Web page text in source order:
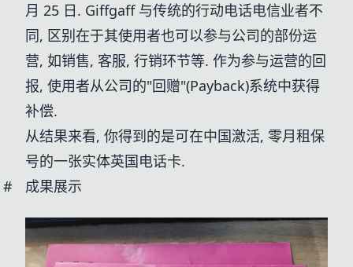
月 25 日. Giffgaff 与传统的行动电话电信业者不
同, 区别在于其使用者也可以参与公司的部份运
营, 如销售, 客服, 行销环节等. 作为参与运营的回
报, 使用者从公司的"回赠"(Payback)系统中获得
补偿.
从结果来看, 你得到的是可在中国激活, 零月租保
号的一张实体英国电话卡.
#
成果展示